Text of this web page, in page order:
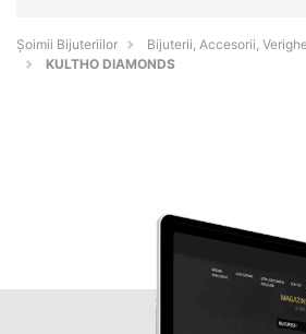
Şoimii Bijuteriilor
Bijuterii, Accesorii,
KULTHO DIAMONDS